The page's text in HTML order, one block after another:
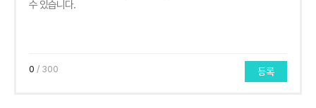
0 / 300 등록